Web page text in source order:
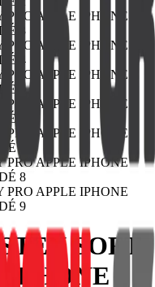
SOFT
IPHONE